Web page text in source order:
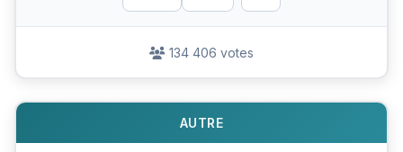
134 406 votes
AUTRE